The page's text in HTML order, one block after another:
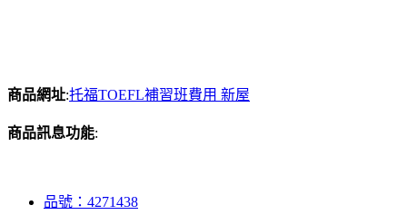
商品網址:托福TOEFL補習班費用 新屋
商品訊息功能:
品號：4271438